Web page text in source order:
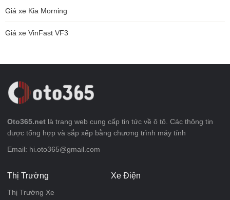
Giá xe Kia Morning
Giá xe VinFast VF3
Oto365.net là trang web cung cấp tin tức về ô tô. Các thông tin
được tổng hợp và sắp xếp bằng chương trình máy tính
Email: hi.oto365@gmail.com
Thị Trường
Thị Trường Xe
Xe Điện